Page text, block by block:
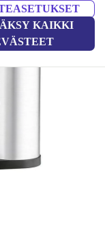
KAIKKI